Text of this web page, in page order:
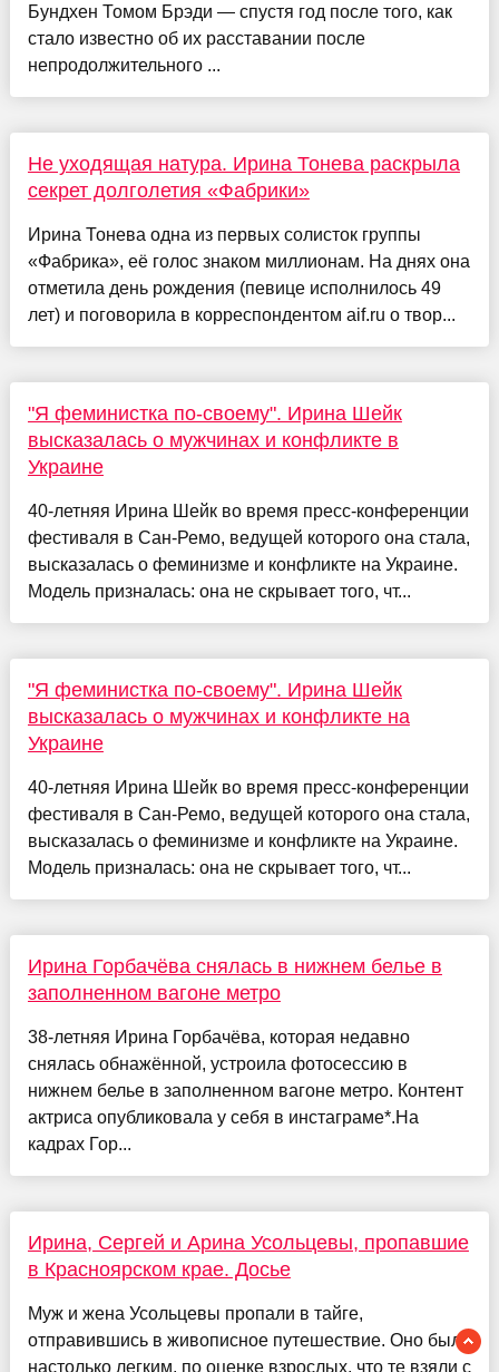
Бундхен Томом Брэди — спустя год после того, как
стало известно об их расставании после
непродолжительного ...
Не уходящая натура. Ирина Тонева раскрыла
секрет долголетия «Фабрики»
Ирина Тонева одна из первых солисток группы
«Фабрика», её голос знаком миллионам. На днях она
отметила день рождения (певице исполнилось 49
лет) и поговорила в корреспондентом aif.ru о твор...
"Я феминистка по-своему". Ирина Шейк
высказалась о мужчинах и конфликте в
Украине
40-летняя Ирина Шейк во время пресс-конференции
фестиваля в Сан-Ремо, ведущей которого она стала,
высказалась о феминизме и конфликте на Украине.
Модель призналась: она не скрывает того, чт...
"Я феминистка по-своему". Ирина Шейк
высказалась о мужчинах и конфликте на
Украине
40-летняя Ирина Шейк во время пресс-конференции
фестиваля в Сан-Ремо, ведущей которого она стала,
высказалась о феминизме и конфликте на Украине.
Модель призналась: она не скрывает того, чт...
Ирина Горбачёва снялась в нижнем белье в
заполненном вагоне метро
38-летняя Ирина Горбачёва, которая недавно
снялась обнажённой, устроила фотосессию в
нижнем белье в заполненном вагоне метро. Контент
актриса опубликовала у себя в инстаграме*.На
кадрах Гор...
Ирина, Сергей и Арина Усольцевы, пропавшие
в Красноярском крае. Досье
Муж и жена Усольцевы пропали в тайге,
отправившись в живописное путешествие. Оно было
настолько легким, по оценке взрослых, что те взяли с